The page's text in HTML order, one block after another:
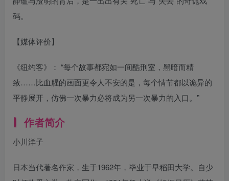
码。
【媒体评价】
《纽约客》： “每个故事都宛如一间酷刑室，黑暗而精
致……比血腥的画面更令人不安的是，每个情节都以诡异的
平静展开，仿佛一次暴力必将成为另一次暴力的入口。”
作者简介
小川洋子
日本当代著名作家，生于1962年，毕业于早稻田大学。自少